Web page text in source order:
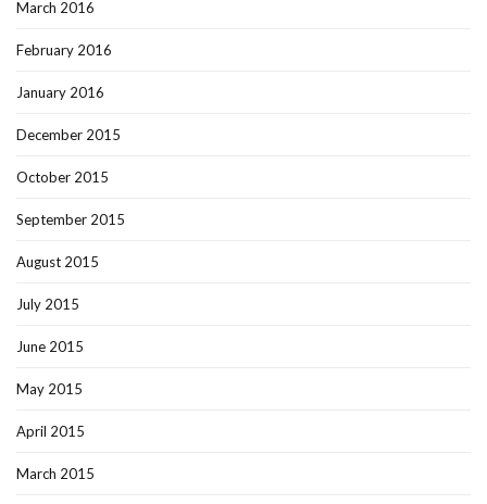
March 2016
February 2016
January 2016
December 2015
October 2015
September 2015
August 2015
July 2015
June 2015
May 2015
April 2015
March 2015